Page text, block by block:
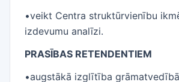
•veikt Centra struktūrvienību
izdevumu analīzi.
PRASĪBAS RETENDENTIEM
•augstākā izglītība